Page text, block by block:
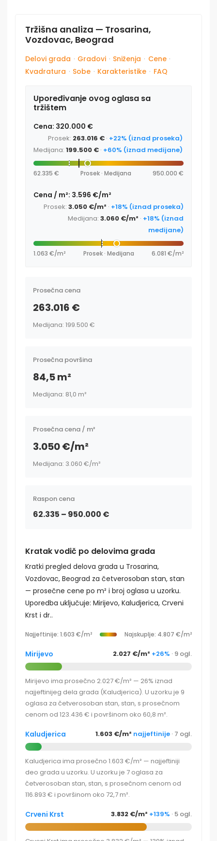
Tržišna analiza — Trosarina,
Vozdovac, Beograd
Delovi grada · Gradovi · Sniženja · Cene ·
Kvadratura · Sobe · Karakteristike · FAQ
Upoređivanje ovog oglasa sa
tržištem
Cena: 320.000 €
Prosek: 263.016 € · +22% (iznad proseka)
Medijana: 199.500 € · +60% (iznad medijane)
62.335 € Prosek · Medijana 950.000 €
Cena / m²: 3.596 €/m²
Prosek: 3.050 €/m² · +18% (iznad proseka)
Medijana: 3.060 €/m² · +18% (iznad
medijane)
1.063 €/m² Prosek · Medijana 6.081 €/m²
Prosečna cena
263.016 €
Medijana: 199.500 €
Prosečna površina
84,5 m²
Medijana: 81,0 m²
Prosečna cena / m²
3.050 €/m²
Medijana: 3.060 €/m²
Raspon cena
62.335 – 950.000 €
Kratak vodič po delovima grada
Kratki pregled delova grada u Trosarina,
Vozdovac, Beograd za četverosoban stan, stan
— prosečne cene po m² i broj oglasa u uzorku.
Uporedba uključuje: Mirijevo, Kaludjerica, Crveni
Krst i dr..
Najjeftinije: 1.603 €/m² Najskuplje: 4.807 €/m²
Mirijevo 2.027 €/m² +26% · 9 ogl.
Mirijevo ima prosečno 2.027 €/m² — 26% iznad
najjeftinijeg dela grada (Kaludjerica). U uzorku je 9
oglasa za četverosoban stan, stan, s prosečnom
cenom od 123.436 € i površinom oko 60,8 m².
Kaludjerica 1.603 €/m² najjeftinije · 7 ogl.
Kaludjerica ima prosečno 1.603 €/m² — najjeftiniji
deo grada u uzorku. U uzorku je 7 oglasa za
četverosoban stan, stan, s prosečnom cenom od
116.893 € i površinom oko 72,7 m².
Crveni Krst 3.832 €/m² +139% · 5 ogl.